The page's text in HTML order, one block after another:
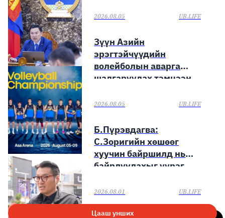
2026.08.05 UB.LIFE
Зүүн Азийн
эрэгтэйчүүдийн
волейболын аварга
шалгаруулах тэмцээн
2026.08.05 UB.LIFE
Б.Пүрэвдагва:
С.Зоригийн хөшөөг
хуучин байршилд нь
байрлуулахыг үүрэг
2026.08.01 UB.LIFE
Цааш унших